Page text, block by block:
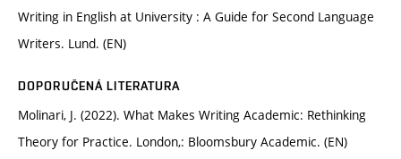
Writing in English at University : A Guide for Second Language
Writers. Lund. (EN)
DOPORUČENÁ LITERATURA
Molinari, J. (2022). What Makes Writing Academic: Rethinking
Theory for Practice. London,: Bloomsbury Academic. (EN)